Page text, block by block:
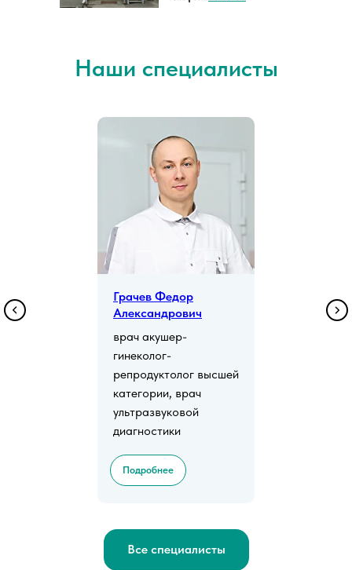
Наши специалисты
Грачев Федор
Александрович
врач акушер-
гинеколог-
репродуктолог высшей
категории, врач
ультразвуковой
диагностики
Подробнее
Все специалисты